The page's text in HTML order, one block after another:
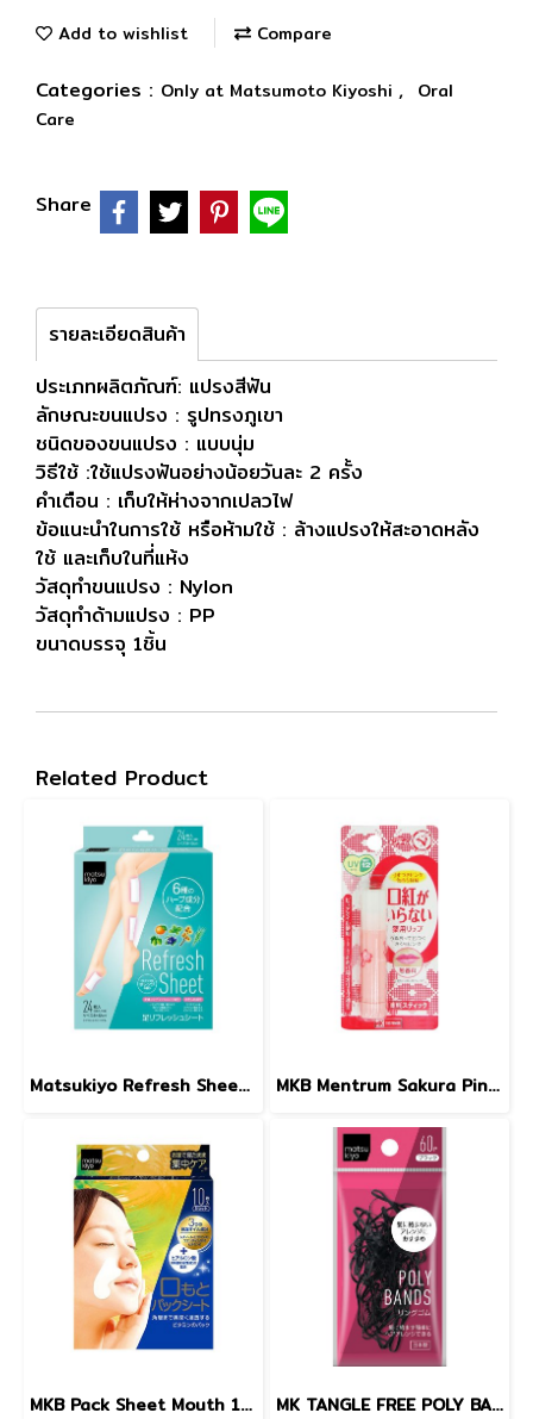
Add to wishlist Compare
Categories : Only at Matsumoto Kiyoshi , Oral
Care
Share
รายละเอียดสินค้า
ประเภทผลิตภัณฑ์: แปรงสีฟัน
ลักษณะขนแปรง : รูปทรงภูเขา
ชนิดของขนแปรง : แบบนุ่ม
วิธีใช้ :ใช้แปรงฟันอย่างน้อยวันละ 2 ครั้ง
คำเตือน : เก็บให้ห่างจากเปลวไฟ
ข้อแนะนำในการใช้ หรือห้ามใช้ : ล้างแปรงให้สะอาดหลัง
ใช้ และเก็บในที่แห้ง
วัสดุทำขนแปรง : Nylon
วัสดุทำด้ามแปรง : PP
ขนาดบรรจุ 1ชิ้น
Related Product
Matsukiyo Refresh Sheet 24pcs. MKB Mentrum Sakura Pink Lip SPF12 3.5g.
MKB Pack Sheet Mouth 10sheets MK TANGLE FREE POLY BANDS (BLACK) 4.5 g